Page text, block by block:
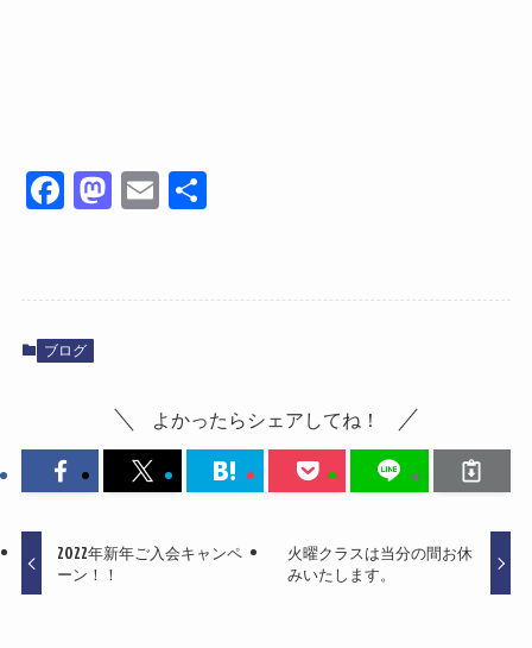
Fa
ce
ok
M
as
do
E
m
共
ブログ
よかったらシェアしてね！
2022年新年ご入会キャンペ
ーン！！
火曜クラスは当分の間お休
みいたします。